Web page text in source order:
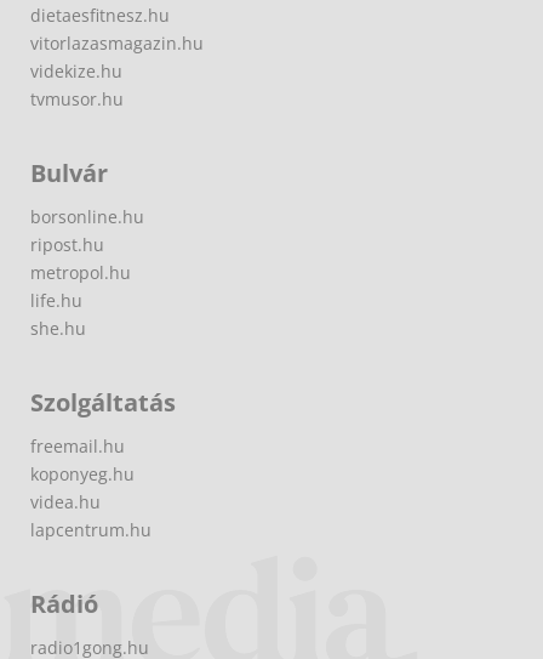
dietaesfitnesz.hu
vitorlazasmagazin.hu
videkize.hu
tvmusor.hu
Bulvár
borsonline.hu
ripost.hu
metropol.hu
life.hu
she.hu
Szolgáltatás
freemail.hu
koponyeg.hu
videa.hu
lapcentrum.hu
Rádió
radio1gong.hu